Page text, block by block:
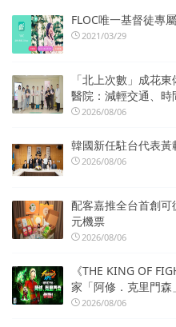
FLOC唯一基督徒專
2021/03/29
「北上次數」成花
醫院：減輕交通、時
2026/08/06
韓國新任駐台代表
2026/08/06
配客嘉推全台首創
元機票
2026/08/06
《THE KING OF
家「阿修．克里門森
2026/08/06